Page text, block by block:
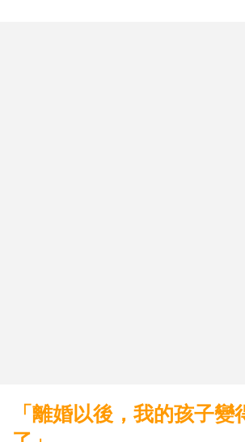
「離婚以後，我的孩子變